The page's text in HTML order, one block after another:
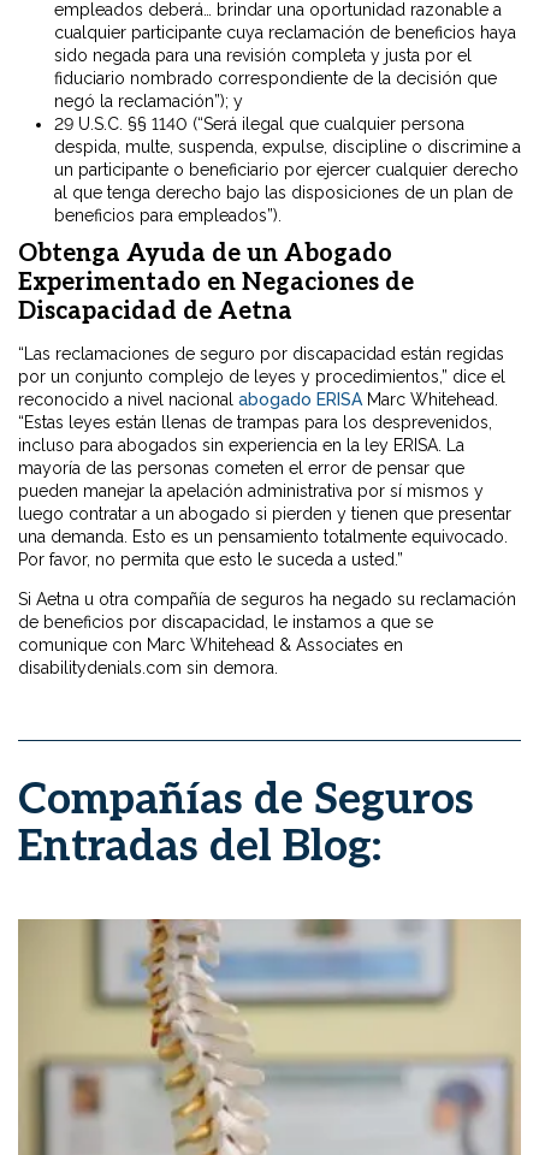
empleados deberá… brindar una oportunidad razonable a
cualquier participante cuya reclamación de beneficios haya
sido negada para una revisión completa y justa por el
fiduciario nombrado correspondiente de la decisión que
negó la reclamación”); y
29 U.S.C. §§ 1140 (“Será ilegal que cualquier persona
despida, multe, suspenda, expulse, discipline o discrimine a
un participante o beneficiario por ejercer cualquier derecho
al que tenga derecho bajo las disposiciones de un plan de
beneficios para empleados”).
Obtenga Ayuda de un Abogado
Experimentado en Negaciones de
Discapacidad de Aetna
“Las reclamaciones de seguro por discapacidad están regidas
por un conjunto complejo de leyes y procedimientos,” dice el
reconocido a nivel nacional abogado ERISAMarc Whitehead.
“Estas leyes están llenas de trampas para los desprevenidos,
incluso para abogados sin experiencia en la ley ERISA. La
mayoría de las personas cometen el error de pensar que
pueden manejar la apelación administrativa por sí mismos y
luego contratar a un abogado si pierden y tienen que presentar
una demanda. Esto es un pensamiento totalmente equivocado.
Por favor, no permita que esto le suceda a usted.”
Si Aetna u otra compañía de seguros ha negado su reclamación
de beneficios por discapacidad, le instamos a que se
comunique con Marc Whitehead & Associates en
disabilitydenials.com sin demora.
Compañías de Seguros
Entradas del Blog: